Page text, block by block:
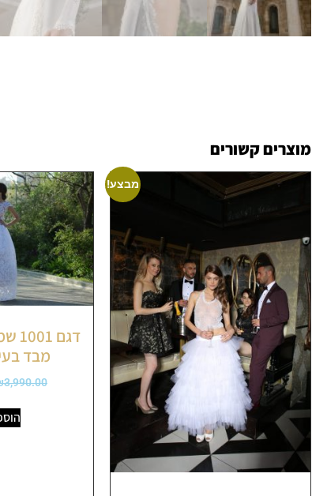
מוצרים קשורים
מבצע!
מבד
3,990.00